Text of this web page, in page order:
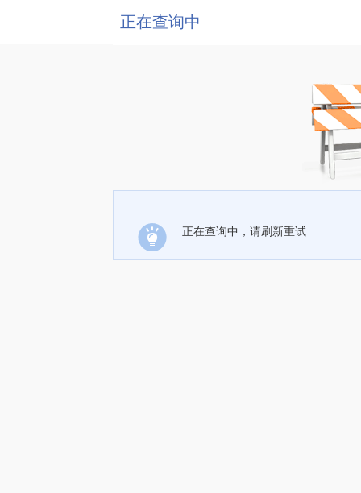
正在查询中
正在查询中，请刷新重试